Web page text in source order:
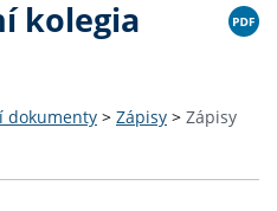
kolegia
dokumenty > Zápisy > Zápisy